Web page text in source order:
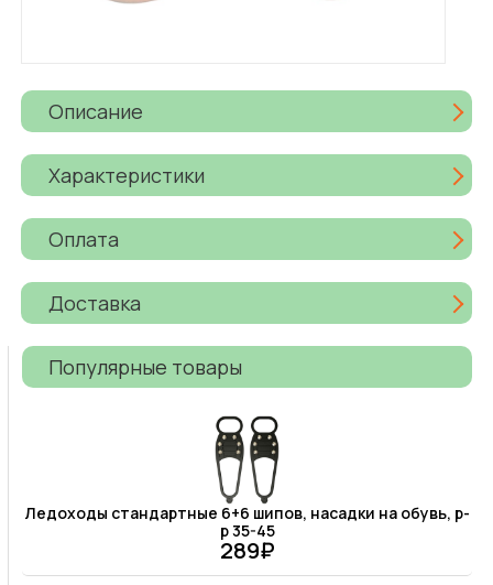
Описание
Характеристики
Оплата
Доставка
Популярные товары
Ледоходы стандартные 6+6 шипов, насадки на обувь, р-
р 35-45
289₽